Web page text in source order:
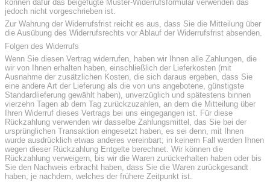
können dafür das beigefügte Muster-Widerrufsformular verwenden das
jedoch nicht vorgeschrieben ist.
Zur Wahrung der Widerrufsfrist reicht es aus, dass Sie die Mitteilung über
die Ausübung des Widerrufsrechts vor Ablauf der Widerrufsfrist absenden.
Folgen des Widerrufs
Wenn Sie diesen Vertrag widerrufen, haben wir Ihnen alle Zahlungen, die
wir von Ihnen erhalten haben, einschließlich der Lieferkosten (mit
Ausnahme der zusätzlichen Kosten, die sich daraus ergeben, dass Sie
eine andere Art der Lieferung als die von uns angebotene, günstigste
Standardlieferung gewählt haben), unverzüglich und spätestens binnen
vierzehn Tagen ab dem Tag zurückzuzahlen, an dem die Mitteilung über
Ihren Widerruf dieses Vertrags bei uns eingegangen ist. Für diese
Rückzahlung verwenden wir dasselbe Zahlungsmittel, das Sie bei der
ursprünglichen Transaktion eingesetzt haben, es sei denn, mit Ihnen
wurde ausdrücklich etwas anderes vereinbart; in keinem Fall werden Ihnen
wegen dieser Rückzahlung Entgelte berechnet. Wir können die
Rückzahlung verweigern, bis wir die Waren zurückerhalten haben oder bis
Sie den Nachweis erbracht haben, dass Sie die Waren zurückgesandt
haben, je nachdem, welches der frühere Zeitpunkt ist.